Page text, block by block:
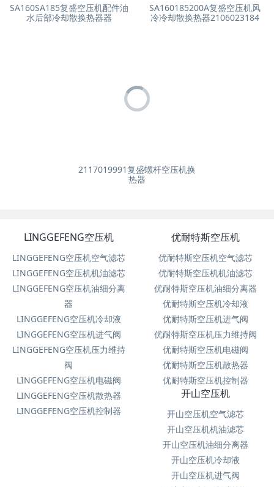
SA160SA185复盛空压机配件油
水后部冷却散换热器器
SA160185200A复盛空压机风
冷冷却散换热器2106023184
2117019991复盛螺杆空压机换
热器
LINGGEFENG空压机
LINGGEFENG空压机空气滤芯
LINGGEFENG空压机机油滤芯
LINGGEFENG空压机油细分离
器
LINGGEFENG空压机冷却液
LINGGEFENG空压机进气阀
LINGGEFENG空压机压力维持
阀
LINGGEFENG空压机电磁阀
LINGGEFENG空压机散热器
LINGGEFENG空压机控制器
优耐特斯空压机
优耐特斯空压机空气滤芯
优耐特斯空压机机油滤芯
优耐特斯空压机油细分离器
优耐特斯空压机冷却液
优耐特斯空压机进气阀
优耐特斯空压机压力维持阀
优耐特斯空压机电磁阀
优耐特斯空压机散热器
优耐特斯空压机控制器
开山空压机
开山空压机空气滤芯
开山空压机机油滤芯
开山空压机油细分离器
开山空压机冷却液
开山空压机进气阀